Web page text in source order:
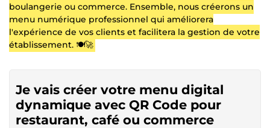
boulangerie ou commerce. Ensemble, nous créerons un
menu numérique professionnel qui améliorera
l'expérience de vos clients et facilitera la gestion de votre
établissement. 🍽️🚀
Je vais créer votre menu digital
dynamique avec QR Code pour
restaurant, café ou commerce